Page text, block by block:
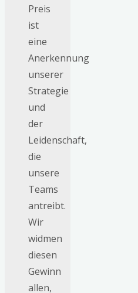
Preis
ist
eine
Anerkennung
unserer
Strategie
und
der
Leidenschaft,
die
unsere
Teams
antreibt.
Wir
widmen
diesen
Gewinn
allen,